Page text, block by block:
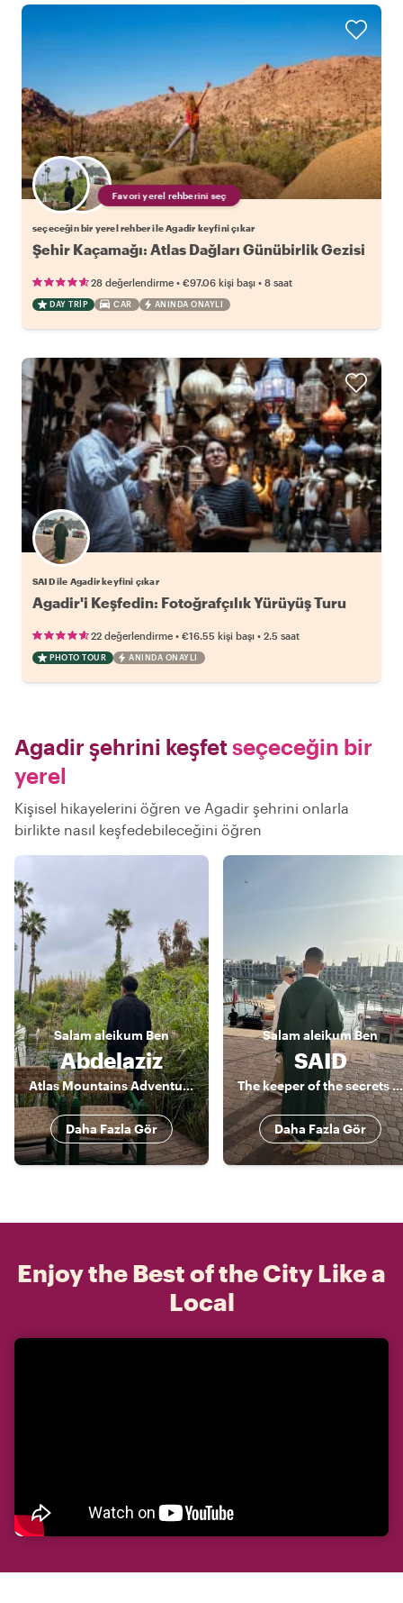
Favori yerel rehberini seç
seçeceğin bir yerel rehber ile Agadir keyfini çıkar
Şehir Kaçamağı: Atlas Dağları Günübirlik Gezisi
28 değerlendirme • €97.06 kişi başı • 8 saat
DAY TRIP CAR ANINDA ONAYLI
SAID ile Agadir keyfini çıkar
Agadir'i Keşfedin: Fotoğrafçılık Yürüyüş Turu
22 değerlendirme • €16.55 kişi başı • 2.5 saat
PHOTO TOUR ANINDA ONAYLI
Agadir şehrini keşfetseçeceğin bir
yerel
Kişisel hikayelerini öğren ve Agadir şehrini onlarla
birlikte nasıl keşfedebileceğini öğren
Salam aleikum Ben
Abdelaziz
Atlas Mountains Adventure Guide & Amazigh Culture Expert
Daha Fazla Gör
Salam aleikumBen
SAID
The keeper of the secrets of Agadir
Daha Fazla Gör
Enjoy the Best of the City Like a
Local